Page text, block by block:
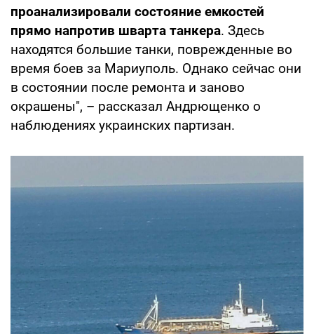
проанализировали состояние емкостей
прямо напротив шварта танкера. Здесь
находятся большие танки, поврежденные во
время боев за Мариуполь. Однако сейчас они
в состоянии после ремонта и заново
окрашены", – рассказал Андрющенко о
наблюдениях украинских партизан.